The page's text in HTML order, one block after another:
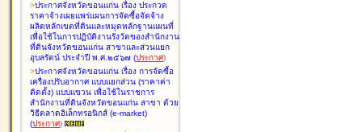
>ประกาศจังหวัดขอนแก่น เรื่อง ประกวด
ราคาจ้างเผยแพร่แผนการจัดซื้อจัดจ้าง
ผลิตหลักเขตที่ดินและหมุดหลักฐานแผนที่
เพื่อใช้ในการปฏิบัติงานรังวัดของสำนักงาน
ที่ดินจังหวัดขอนแก่น สาขาและส่วนแยก
อุบลรัตน์ ประจำปี พ.ศ.๒๕๖๗ (ประกาศ)
>ประกาศจังหวัดขอนแก่น เรื่อง การจัดซื้อ
เครื่องปรับอากาศ แบบแยกส่วน (ราคาค่า
ติดตั้ง) แบบแขวน เพื่อใช้ในราชการ
สำนักงานที่ดินจังหวัดขอนแก่น สาขา ด้วย
วิธีตลาดอิเล็กทรอนิกส์ (e-market)
(ประกาศ)